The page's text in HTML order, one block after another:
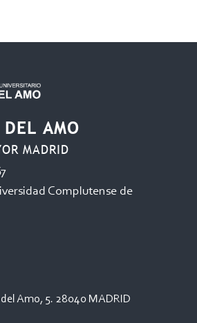
AMO
MADRID
Complutense de
Amo, 5. 28040 MADRID